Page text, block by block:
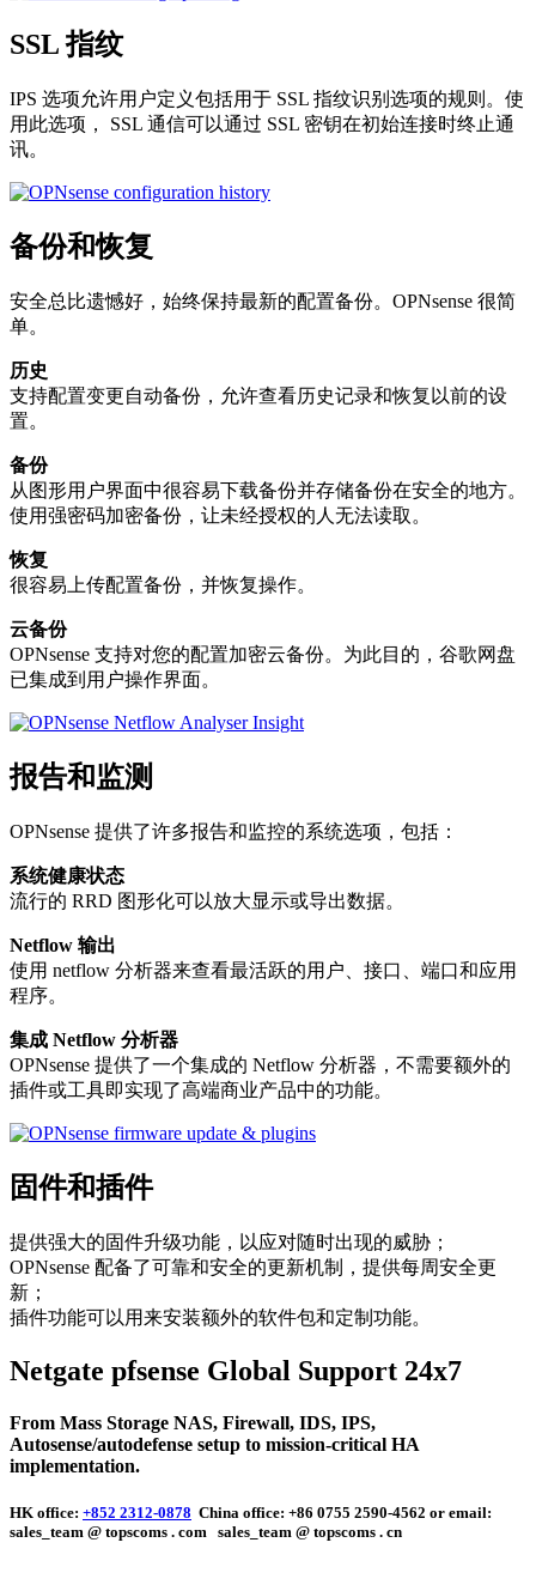
SSL 指纹
IPS 选项允许用户定义包括用于 SSL 指纹识别选项的规则。使
用此选项， SSL 通信可以通过 SSL 密钥在初始连接时终止通
讯。
备份和恢复
安全总比遗憾好，始终保持最新的配置备份。OPNsense 很简
单。
历史
支持配置变更自动备份，允许查看历史记录和恢复以前的设
置。
备份
从图形用户界面中很容易下载备份并存储备份在安全的地方。
使用强密码加密备份，让未经授权的人无法读取。
恢复
很容易上传配置备份，并恢复操作。
云备份
OPNsense 支持对您的配置加密云备份。为此目的，谷歌网盘
已集成到用户操作界面。
报告和监测
OPNsense 提供了许多报告和监控的系统选项，包括：
系统健康状态
流行的 RRD 图形化可以放大显示或导出数据。
Netflow 输出
使用 netflow 分析器来查看最活跃的用户、接口、端口和应用
程序。
集成 Netflow 分析器
OPNsense 提供了一个集成的 Netflow 分析器，不需要额外的
插件或工具即实现了高端商业产品中的功能。
固件和插件
提供强大的固件升级功能，以应对随时出现的威胁；
OPNsense 配备了可靠和安全的更新机制，提供每周安全更
新；
插件功能可以用来安装额外的软件包和定制功能。
Netgate pfsense Global Support 24x7
From Mass Storage NAS, Firewall, IDS, IPS,
Autosense/autodefense setup to mission-critical HA
implementation.
HK office: +852 2312-0878 China office: +86 0755 2590-4562 or email:
sales_team @ topscoms . com sales_team @ topscoms . cn